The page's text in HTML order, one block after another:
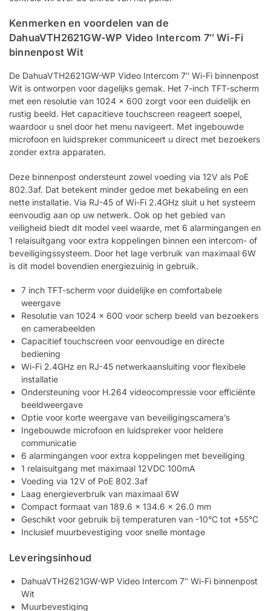
Kenmerken en voordelen van de
DahuaVTH2621GW-WP Video Intercom 7″ Wi-Fi
binnenpost Wit
De DahuaVTH2621GW-WP Video Intercom 7″ Wi-Fi binnenpost
Wit is ontworpen voor dagelijks gemak. Het 7-inch TFT-scherm
met een resolutie van 1024 x 600 zorgt voor een duidelijk en
rustig beeld. Het capacitieve touchscreen reageert soepel,
waardoor u snel door het menu navigeert. Met ingebouwde
microfoon en luidspreker communiceert u direct met bezoekers
zonder extra apparaten.
Deze binnenpost ondersteunt zowel voeding via 12V als PoE
802.3af. Dat betekent minder gedoe met bekabeling en een
nette installatie. Via RJ-45 of Wi-Fi 2.4GHz sluit u het systeem
eenvoudig aan op uw netwerk. Ook op het gebied van
veiligheid biedt dit model veel waarde, met 6 alarmingangen en
1 relaisuitgang voor extra koppelingen binnen een intercom- of
beveiligingssysteem. Door het lage verbruik van maximaal 6W
is dit model bovendien energiezuinig in gebruik.
7 inch TFT-scherm voor duidelijke en comfortabele
weergave
Resolutie van 1024 x 600 voor scherp beeld van bezoekers
en camerabeelden
Capacitief touchscreen voor eenvoudige en directe
bediening
Wi-Fi 2.4GHz en RJ-45 netwerkaansluiting voor flexibele
installatie
Ondersteuning voor H.264 videocompressie voor efficiënte
beeldweergave
Optie voor korte weergave van beveiligingscamera’s
Ingebouwde microfoon en luidspreker voor heldere
communicatie
6 alarmingangen voor extra koppelingen met beveiliging
1 relaisuitgang met maximaal 12VDC 100mA
Voeding via 12V of PoE 802.3af
Laag energieverbruik van maximaal 6W
Compact formaat van 189.6 x 134.6 x 26.0 mm
Geschikt voor gebruik bij temperaturen van -10°C tot +55°C
Inclusief muurbevestiging voor snelle montage
Leveringsinhoud
DahuaVTH2621GW-WP Video Intercom 7″ Wi-Fi binnenpost
Wit
Muurbevestiging